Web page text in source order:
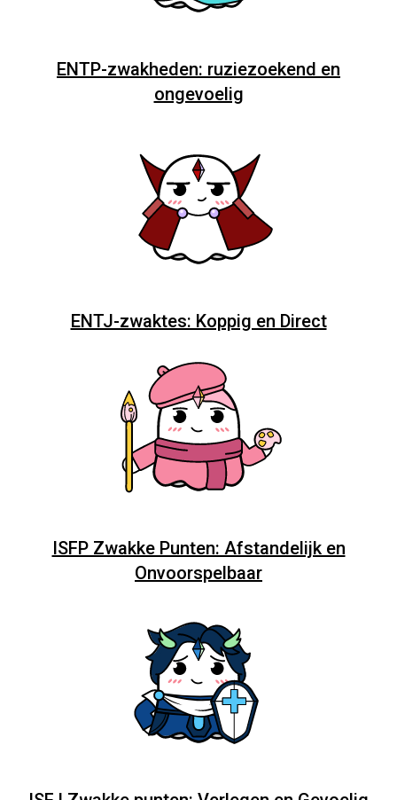
ENTP-zwakheden: ruziezoekend en
ongevoelig
ENTJ-zwaktes: Koppig en Direct
ISFP Zwakke Punten: Afstandelijk en
Onvoorspelbaar